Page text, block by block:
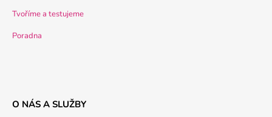
Tvoříme a testujeme
Poradna
O NÁS A SLUŽBY